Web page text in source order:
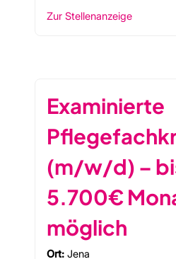
Zur Stellenanzeige
Examinierte
(m/w/d) –
5.700€
möglich
Ort: Jena